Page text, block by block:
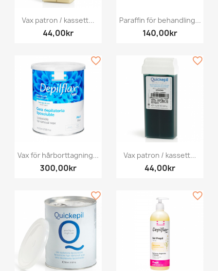
Vax patron / kassett...
44,00kr
Paraffin för behandling...
140,00kr
Vax för hårborttagning...
300,00kr
favorite_border
Vax patron / kassett...
44,00kr
favorite_border
favorite_border favorite_border